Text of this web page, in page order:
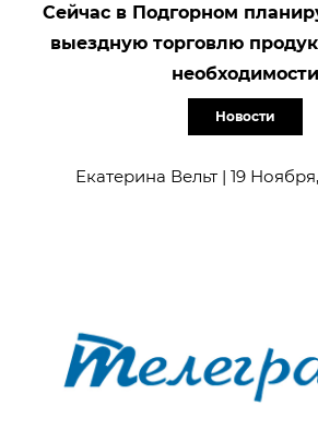
Сейчас в Подгорном
выездную торговлю
необходимости
Новости
Екатерина Вельт | 19